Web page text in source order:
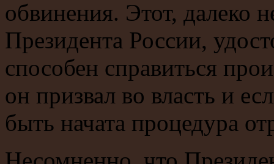
обвинения. Этот, далеко
Президента России,
способен справиться
он призвал во власть и
быть начата процедура